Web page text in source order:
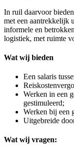
In ruil daarvoor
met een aantrekkelijk
informele en
logistiek, met ruimte
Wat wij bieden
Een salaris
Werken in een
gestimuleerd;
Werken bij een
Uitgebreide
Wat wij vragen: